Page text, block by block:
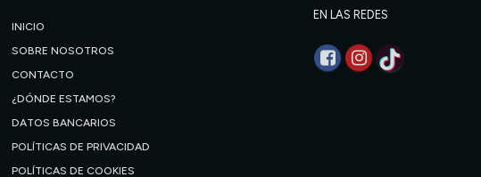
INICIO
SOBRE NOSOTROS
CONTACTO
¿DÓNDE ESTAMOS?
DATOS BANCARIOS
POLÍTICAS DE PRIVACIDAD
POLÍTICAS DE COOKIES
EN LAS REDES